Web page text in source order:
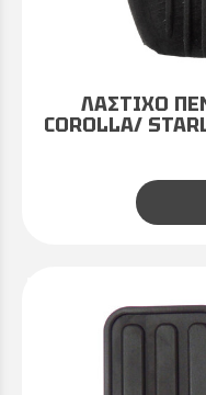
ΛΑΣΤΙΧΟ
COROLLA/